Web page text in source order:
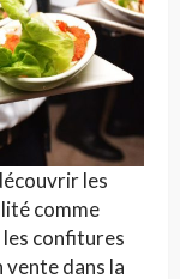
les
comme
les confitures
dans la